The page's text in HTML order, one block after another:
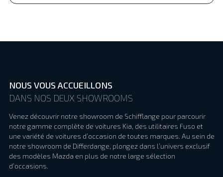
NOUS VOUS ACCUEILLONS
DANS NOS DEUX SHOWROOMS
Venez découvrir notre showroom de Schifflange pour parcourir
notre gamme complète de voitures Kia, des utilitaires Fuso et
une variété de voitures d’occasion de toutes marques. Au sein de
notre showroom de Differdange, plongez dans l’univers exclusif
des modèles Mazda en plus de notre large sélection
d’occasions.